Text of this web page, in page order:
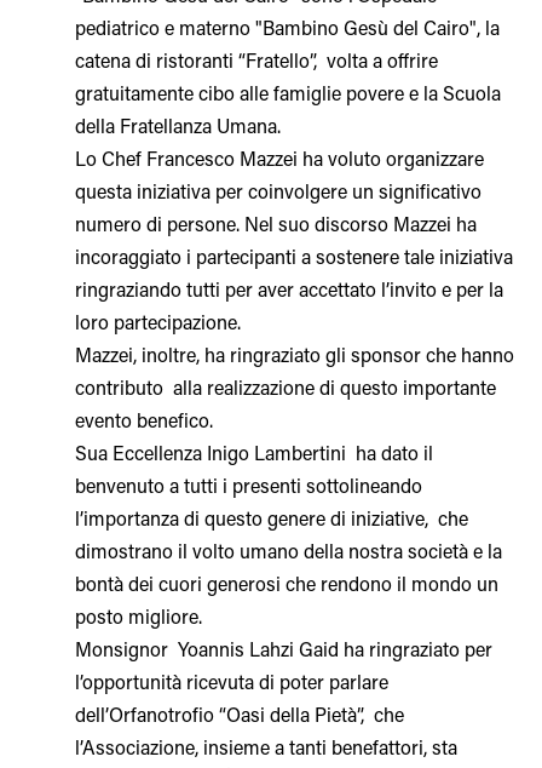
pediatrico e materno "Bambino Gesù del Cairo", la
catena di ristoranti “Fratello”, volta a offrire
gratuitamente cibo alle famiglie povere e la Scuola
della Fratellanza Umana.
Lo Chef Francesco Mazzei ha voluto organizzare
questa iniziativa per coinvolgere un significativo
numero di persone. Nel suo discorso Mazzei ha
incoraggiato i partecipanti a sostenere tale iniziativa
ringraziando tutti per aver accettato l’invito e per la
loro partecipazione.
Mazzei, inoltre, ha ringraziato gli sponsor che hanno
contributo alla realizzazione di questo importante
evento benefico.
Sua Eccellenza Inigo Lambertini ha dato il
benvenuto a tutti i presenti sottolineando
l’importanza di questo genere di iniziative, che
dimostrano il volto umano della nostra società e la
bontà dei cuori generosi che rendono il mondo un
posto migliore.
Monsignor Yoannis Lahzi Gaid ha ringraziato per
l’opportunità ricevuta di poter parlare
dell’Orfanotrofio “Oasi della Pietà”, che
l’Associazione, insieme a tanti benefattori, sta